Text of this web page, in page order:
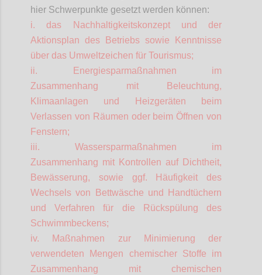
hier Schwerpunkte gesetzt werden können:
i. das Nachhaltigkeitskonzept und der
Aktionsplan des Betriebs sowie Kenntnisse
über das Umweltzeichen für Tourismus;
ii. Energiesparmaßnahmen im
Zusammenhang mit Beleuchtung,
Klimaanlagen und Heizgeräten beim
Verlassen von Räumen oder beim Öffnen von
Fenstern;
iii. Wassersparmaßnahmen im
Zusammenhang mit Kontrollen auf Dichtheit,
Bewässerung, sowie ggf. Häufigkeit des
Wechsels von Bettwäsche und Handtüchern
und Verfahren für die Rückspülung des
Schwimmbeckens;
iv. Maßnahmen zur Minimierung der
verwendeten Mengen chemischer Stoffe im
Zusammenhang mit chemischen